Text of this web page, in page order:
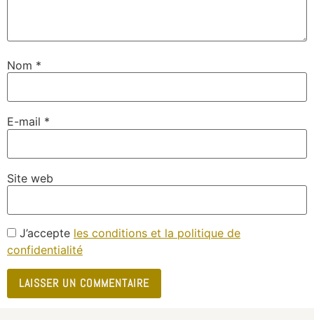
Nom *
E-mail *
Site web
J’accepte les conditions et la politique de
confidentialité